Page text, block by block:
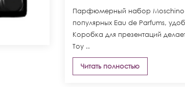
Парфюмерный набор Moschino
популярных Eau de Parfums,
Коробка для презентаций
Toy ..
Читать полностью